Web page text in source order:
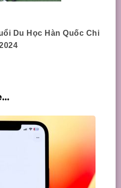
Du Học Hàn Quốc Chi